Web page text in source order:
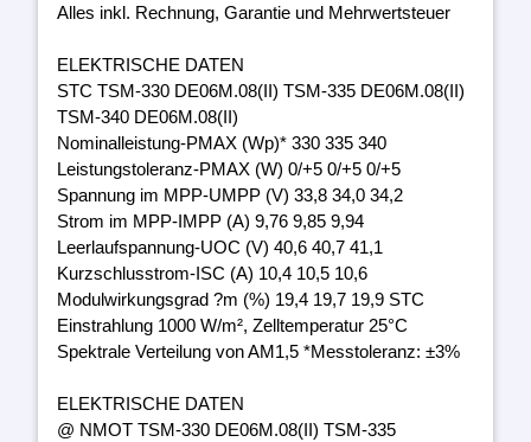
Alles inkl. Rechnung, Garantie und Mehrwertsteuer
ELEKTRISCHE DATEN
STC TSM-330 DE06M.08(II) TSM-335 DE06M.08(II)
TSM-340 DE06M.08(II)
Nominalleistung-PMAX (Wp)* 330 335 340
Leistungstoleranz-PMAX (W) 0/+5 0/+5 0/+5
Spannung im MPP-UMPP (V) 33,8 34,0 34,2
Strom im MPP-IMPP (A) 9,76 9,85 9,94
Leerlaufspannung-UOC (V) 40,6 40,7 41,1
Kurzschlusstrom-ISC (A) 10,4 10,5 10,6
Modulwirkungsgrad ?m (%) 19,4 19,7 19,9 STC
Einstrahlung 1000 W/m², Zelltemperatur 25°C
Spektrale Verteilung von AM1,5 *Messtoleranz: ±3%
ELEKTRISCHE DATEN
@ NMOT TSM-330 DE06M.08(II) TSM-335